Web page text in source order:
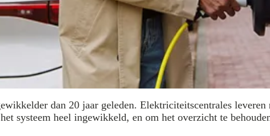
dan 20 jaar geleden. Elektriciteitscentrales leveren
systeem heel ingewikkeld, en om het overzicht te